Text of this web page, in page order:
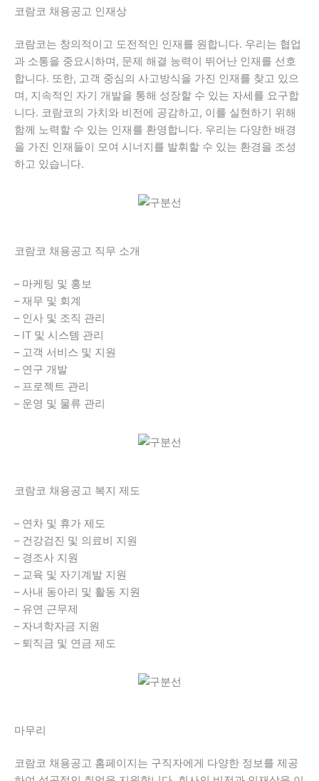
코람코 채용공고 인재상
코람코는 창의적이고 도전적인 인재를 원합니다. 우리는 협업
과 소통을 중요시하며, 문제 해결 능력이 뛰어난 인재를 선호
합니다. 또한, 고객 중심의 사고방식을 가진 인재를 찾고 있으
며, 지속적인 자기 개발을 통해 성장할 수 있는 자세를 요구합
니다. 코람코의 가치와 비전에 공감하고, 이를 실현하기 위해
함께 노력할 수 있는 인재를 환영합니다. 우리는 다양한 배경
을 가진 인재들이 모여 시너지를 발휘할 수 있는 환경을 조성
하고 있습니다.
코람코 채용공고 직무 소개
– 마케팅 및 홍보
– 재무 및 회계
– 인사 및 조직 관리
– IT 및 시스템 관리
– 고객 서비스 및 지원
– 연구 개발
– 프로젝트 관리
– 운영 및 물류 관리
코람코 채용공고 복지 제도
– 연차 및 휴가 제도
– 건강검진 및 의료비 지원
– 경조사 지원
– 교육 및 자기계발 지원
– 사내 동아리 및 활동 지원
– 유연 근무제
– 자녀학자금 지원
– 퇴직금 및 연금 제도
마무리
코람코 채용공고 홈페이지는 구직자에게 다양한 정보를 제공